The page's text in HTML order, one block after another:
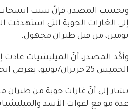
وبحسب المصدر، فإنّ سبب انسحاب
إلى الغارات الجوية التي استهدفت
يومين، من قبل طيران مجهول.
وأكّد المصدر، أنّ الميليشيات عادت
الخميس 25 حزيران/يونيو، بغرض اتخاذ مواقع جديدة لها.
يشار إلى أنّ غارات جوية من
عدة مواقع لقوات الأسد